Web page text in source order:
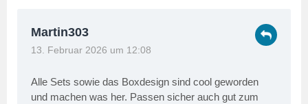
Martin303
13. Februar 2026 um 12:08
Alle Sets sowie das Boxdesign sind cool geworden
und machen was her. Passen sicher auch gut zum